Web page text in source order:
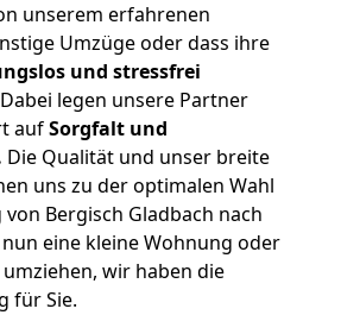
unserem erfahrenen
Umzüge oder dass ihre
und stressfrei
legen unsere Partner
aufSorgfalt und
Die Qualität und unser breite
uns zu der optimalen Wahl
Bergisch Gladbach nach
eine kleine Wohnung oder
wir haben die
für Sie.